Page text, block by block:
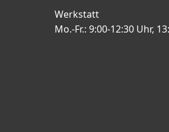
Werkstatt
Mo.-Fr.: 9:00-12:30 Uhr,